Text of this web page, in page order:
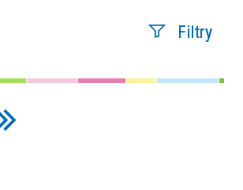
Filtry
Szukana fraza